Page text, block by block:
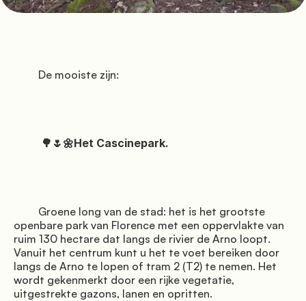
               Standplaatsen
openbare park van Florence met een oppervlakte van
ruim 130 hectare dat langs de rivier de Arno loopt.
Vanuit het centrum kunt u het te voet bereiken door
langs de Arno te lopen of tram 2 (T2) te nemen. Het
wordt gekenmerkt door een rijke vegetatie,
uitgestrekte gazons, lanen en opritten.